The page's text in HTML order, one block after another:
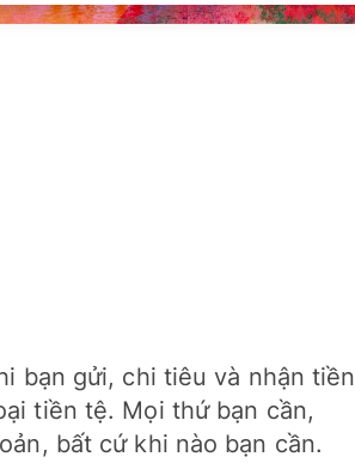
bạn gửi, chi tiêu và nhận tiền
tiền tệ. Mọi thứ bạn cần,
bất cứ khi nào bạn cần.